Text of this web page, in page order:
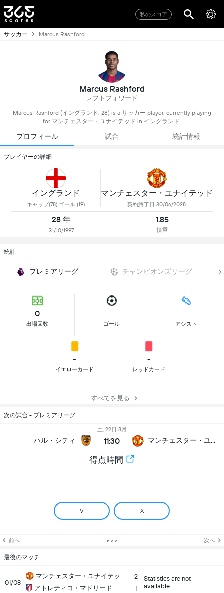
私のスコア
サッカー Marcus Rashford
Marcus Rashford
レフトフォワード
Marcus Rashford (イングランド, 28) is a サッカー player, currently playing
for マンチェスター・ユナイテッド in イングランド.
プロフィール 試合 統計情報
プレイヤーの詳細
イングランド
キャップ(78) ゴール (19)
マンチェスター・ユナイテッド
契約終了日 30/06/2028
28 年
31/10/1997
1.85
慎重
統計
プレミアリーグ チャンピオンズリーグ
0
出場回数
-
ゴール
-
アシスト
-
イエローカード
-
レッドカード
すべてを見る
次の試合 - プレミアリーグ
ハル・シティ
土, 22日 8月
11:30
得点時間
V X
前へ 次へ
最後のマッチ
01/08
マンチェスター・ユナイテッド
アトレティコ・マドリード
2
1
Statistics are not
available